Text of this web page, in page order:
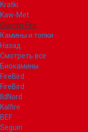
Kratki
Kaw-Met
Glamm Fire
Камины и топки
Назад
Смотреть все
Биокамины
FireBird
FireBird
IldNord
Kalfire
BEF
Seguin